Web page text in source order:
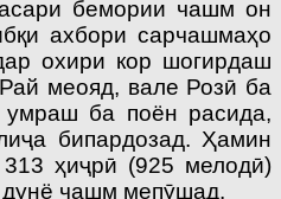
бемории чашм он
ахбори сарчашмаҳо
охири кор шогирдаш
меояд, вале Розӣ ба
умраш ба поён расида,
бипардозад. Ҳамин
ҳиҷрӣ (925 мелодӣ)
дунё чашм мепӯшад.